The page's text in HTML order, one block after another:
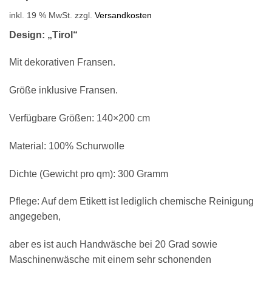
inkl. 19 % MwSt. zzgl. Versandkosten
Design: „Tirol“
Mit dekorativen Fransen.
Größe inklusive Fransen.
Verfügbare Größen: 140×200 cm
Material: 100% Schurwolle
Dichte (Gewicht pro qm): 300 Gramm
Pflege: Auf dem Etikett ist lediglich chemische Reinigung
angegeben,
aber es ist auch Handwäsche bei 20 Grad sowie
Maschinenwäsche mit einem sehr schonenden